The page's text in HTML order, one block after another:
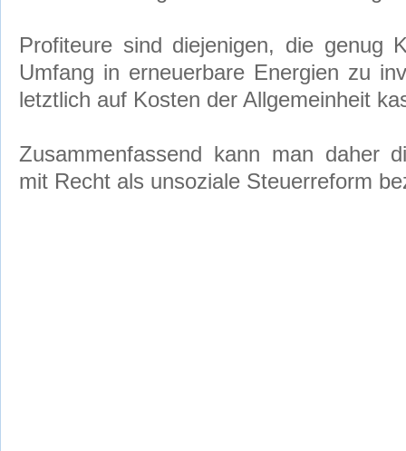
Profiteure sind diejenigen, die genug
Umfang in erneuerbare Energien zu
letztlich auf Kosten der Allgemeinheit
Zusammenfassend kann man daher
mit Recht als unsoziale Steuerreform